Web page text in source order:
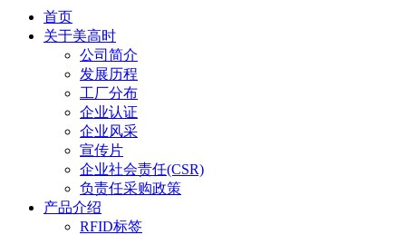
首页
关于美高时
公司简介
发展历程
工厂分布
企业认证
企业风采
宣传片
企业社会责任(CSR)
负责任采购政策
产品介绍
RFID标签